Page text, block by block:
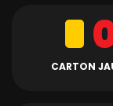
CARTON